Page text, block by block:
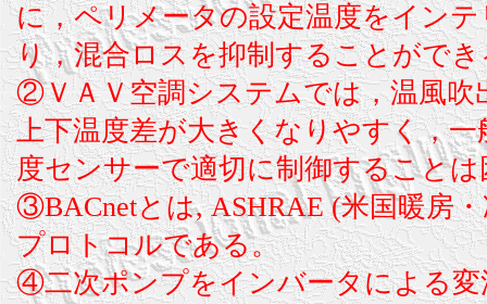
に，ペリメータの設定温度をイン
り，混合ロスを抑制することができ
②ＶＡＶ空調システムでは，温風吹
上下温度差が大きくなりやすく，
度センサーで適切に制御すること
③BACnetとは, ASHRAE (米国暖房
プロトコルである。
④二次ポンプをインバータによる